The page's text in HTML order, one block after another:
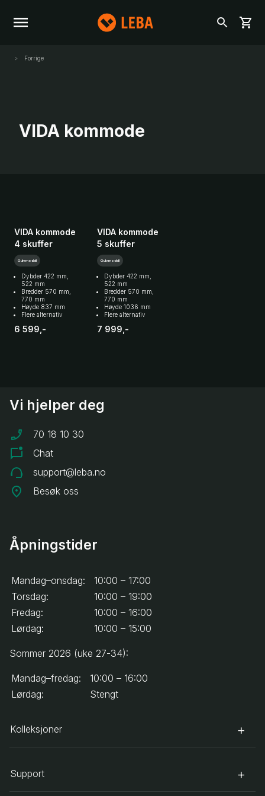
Forrige
VIDA kommode
VIDA kommode
4 skuffer
Gulvmodell
Dybder 422 mm,
522 mm
Bredder 570 mm,
770 mm
Høyde 837 mm
Flere alternativ
6 599,-
VIDA kommode
5 skuffer
Gulvmodell
Dybder 422 mm,
522 mm
Bredder 570 mm,
770 mm
Høyde 1036 mm
Flere alternativ
7 999,-
Vi hjelper deg
70 18 10 30
Chat
support@leba.no
Besøk oss
Åpningstider
Mandag–onsdag:
10:00 – 17:00
Torsdag:
10:00 – 19:00
Fredag:
10:00 – 16:00
Lørdag:
10:00 – 15:00
Sommer 2026 (uke 27-34):
Mandag–fredag:
10:00 – 16:00
Lørdag:
Stengt
Kolleksjoner
Support